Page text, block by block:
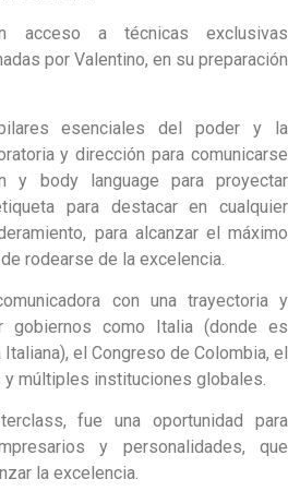
acceso a técnicas exclusivas
por Valentino, en su preparación
esenciales del poder y la
y dirección para comunicarse
y body language para proyectar
para destacar en cualquier
para alcanzar el máximo
rodearse de la excelencia.
con una trayectoria y
gobiernos como Italia (donde es
el Congreso de Colombia, el
múltiples instituciones globales.
fue una oportunidad para
y personalidades, que
la excelencia.